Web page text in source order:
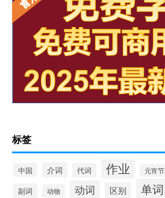
标签
中国 介词 代词 作业 元宵节
副词
动物 动词 区别 单词